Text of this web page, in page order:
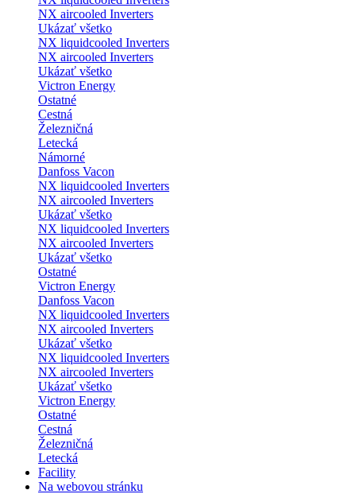
NX aircooled Inverters
Ukázať všetko
NX liquidcooled Inverters
NX aircooled Inverters
Ukázať všetko
Victron Energy
Ostatné
Cestná
Železničná
Letecká
Námorné
Danfoss Vacon
NX liquidcooled Inverters
NX aircooled Inverters
Ukázať všetko
NX liquidcooled Inverters
NX aircooled Inverters
Ukázať všetko
Ostatné
Victron Energy
Danfoss Vacon
NX liquidcooled Inverters
NX aircooled Inverters
Ukázať všetko
NX liquidcooled Inverters
NX aircooled Inverters
Ukázať všetko
Victron Energy
Ostatné
Cestná
Železničná
Letecká
Facility
Na webovou stránku